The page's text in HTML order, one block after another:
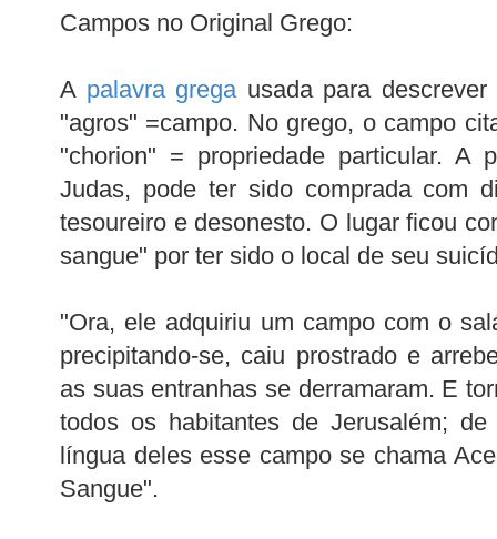
Campos no Original Grego:
A palavra grega usada para
"agros" =campo. No grego, o campo
"chorion" = propriedade particular. A
Judas, pode ter sido comprada com
tesoureiro e desonesto. O lugar ficou
sangue" por ter sido o local de seu
"Ora, ele adquiriu um campo com o
precipitando-se, caiu prostrado e
as suas entranhas se derramaram. E
todos os habitantes de Jerusalém;
língua deles esse campo se chama
Sangue".